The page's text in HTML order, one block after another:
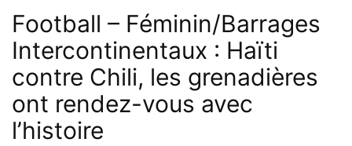
Football – Féminin/Barrages
Intercontinentaux : Haïti
contre Chili, les grenadières
ont rendez-vous avec
l’histoire